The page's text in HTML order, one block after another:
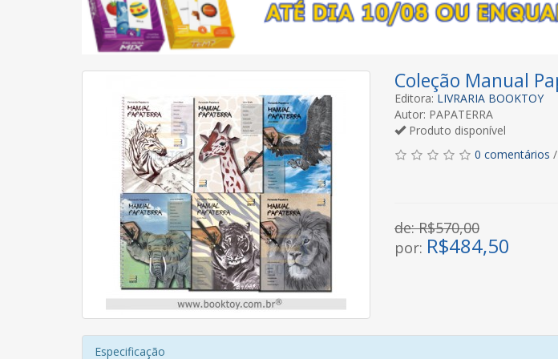
Coleção Manual
Editora: LIVRARIA BOOKTOY
Autor: PAPATERRA
Produto disponível
0 comentários /
de: R$570,00
por: R$484,50
Especificação